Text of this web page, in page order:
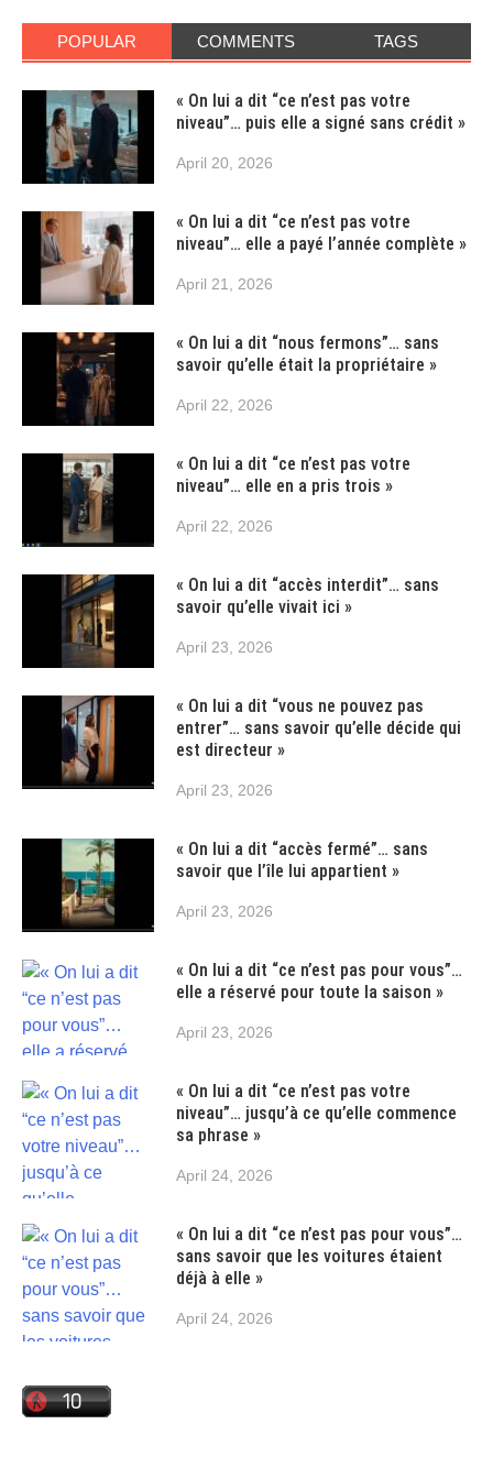
POPULAR COMMENTS TAGS
« On lui a dit “ce n’est pas votre
niveau”… puis elle a signé sans crédit »
April 20, 2026
« On lui a dit “ce n’est pas votre
niveau”… elle a payé l’année complète »
April 21, 2026
« On lui a dit “nous fermons”… sans
savoir qu’elle était la propriétaire »
April 22, 2026
« On lui a dit “ce n’est pas votre
niveau”… elle en a pris trois »
April 22, 2026
« On lui a dit “accès interdit”… sans
savoir qu’elle vivait ici »
April 23, 2026
« On lui a dit “vous ne pouvez pas
entrer”… sans savoir qu’elle décide qui
est directeur »
April 23, 2026
« On lui a dit “accès fermé”… sans
savoir que l’île lui appartient »
April 23, 2026
« On lui a dit “ce n’est pas pour vous”…
elle a réservé pour toute la saison »
April 23, 2026
« On lui a dit “ce n’est pas votre
niveau”… jusqu’à ce qu’elle commence
sa phrase »
April 24, 2026
« On lui a dit “ce n’est pas pour vous”…
sans savoir que les voitures étaient
déjà à elle »
April 24, 2026